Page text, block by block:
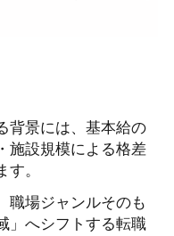
背景には、基本給の
施設規模による格差
。
職場ジャンルそのも
」へシフトする転職